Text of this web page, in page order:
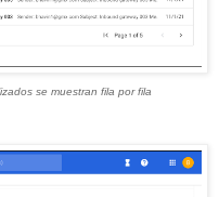
se muestran fila por fila